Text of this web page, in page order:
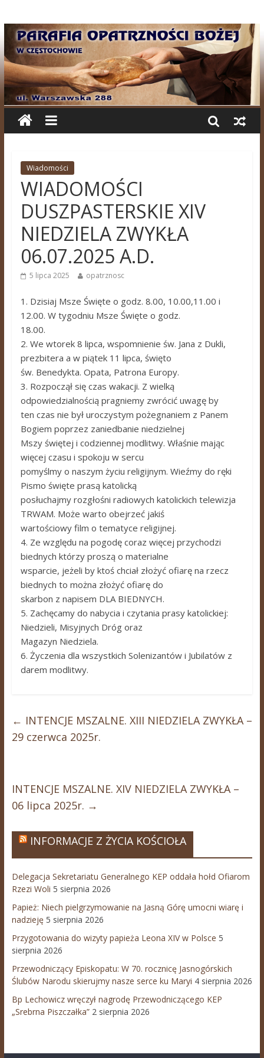
Wiadomości
WIADOMOŚCI
DUSZPASTERSKIE XIV
NIEDZIELA ZWYKŁA
06.07.2025 A.D.
5 lipca 2025 opatrznosc
1. Dzisiaj Msze Święte o godz. 8.00, 10.00,11.00 i
12.00. W tygodniu Msze Święte o godz.
18.00.
2. We wtorek 8 lipca, wspomnienie św. Jana z Dukli,
prezbitera a w piątek 11 lipca, święto
św. Benedykta. Opata, Patrona Europy.
3. Rozpoczął się czas wakacji. Z wielką
odpowiedzialnością pragniemy zwrócić uwagę by
ten czas nie był uroczystym pożegnaniem z Panem
Bogiem poprzez zaniedbanie niedzielnej
Mszy świętej i codziennej modlitwy. Właśnie mając
więcej czasu i spokoju w sercu
pomyślmy o naszym życiu religijnym. Wieźmy do ręki
Pismo święte prasą katolicką
posłuchajmy rozgłośni radiowych katolickich telewizja
TRWAM. Może warto obejrzeć jakiś
wartościowy film o tematyce religijnej.
4. Ze względu na pogodę coraz więcej przychodzi
biednych którzy proszą o materialne
wsparcie, jeżeli by ktoś chciał złożyć ofiarę na rzecz
biednych to można złożyć ofiarę do
skarbon z napisem DLA BIEDNYCH.
5. Zachęcamy do nabycia i czytania prasy katolickiej:
Niedzieli, Misyjnych Dróg oraz
Magazyn Niedziela.
6. Życzenia dla wszystkich Solenizantów i Jubilatów z
darem modlitwy.
← INTENCJE MSZALNE. XIII NIEDZIELA ZWYKŁA –
29 czerwca 2025r.
INTENCJE MSZALNE. XIV NIEDZIELA ZWYKŁA –
06 lipca 2025r. →
INFORMACJE Z ŻYCIA KOŚCIOŁA
Delegacja Sekretariatu Generalnego KEP oddała hołd Ofiarom
Rzezi Woli 5 sierpnia 2026
Papież: Niech pielgrzymowanie na Jasną Górę umocni wiarę i
nadzieję 5 sierpnia 2026
Przygotowania do wizyty papieża Leona XIV w Polsce 5
sierpnia 2026
Przewodniczący Episkopatu: W 70. rocznicę Jasnogórskich
Ślubów Narodu skierujmy nasze serce ku Maryi 4 sierpnia 2026
Bp Lechowicz wręczył nagrodę Przewodniczącego KEP
„Srebrna Piszczałka” 2 sierpnia 2026